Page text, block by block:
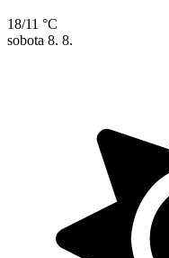
18/11 °C
sobota 8. 8.